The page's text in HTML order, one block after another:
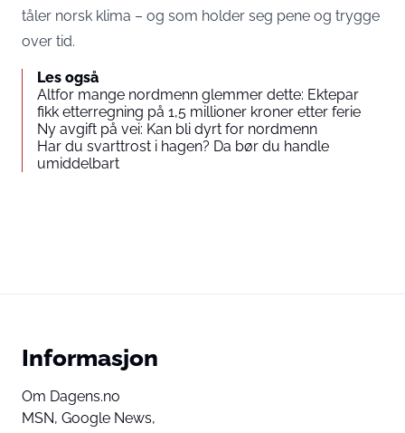
tåler norsk klima – og som holder seg pene og trygge
over tid.
Les også
Altfor mange nordmenn glemmer dette: Ektepar
fikk etterregning på 1,5 millioner kroner etter ferie
Ny avgift på vei: Kan bli dyrt for nordmenn
Har du svarttrost i hagen? Da bør du handle
umiddelbart
Informasjon
Om Dagens.no
MSN, Google News,